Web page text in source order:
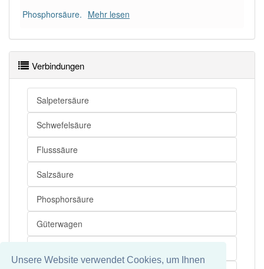
Unsere Website verwendet Cookies, um Ihnen
94% unserer Spielapp-Nutzer haben den Artikel
korrekt erraten.
Phosphorsäure. Mehr lesen
Verbindungen
Salpetersäure
Schwefelsäure
Flusssäure
Salzsäure
Phosphorsäure
Güterwagen